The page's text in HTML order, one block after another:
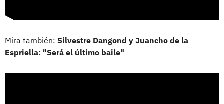
Mira también: Silvestre Dangond y Juancho de la
Espriella: "Será el último baile"